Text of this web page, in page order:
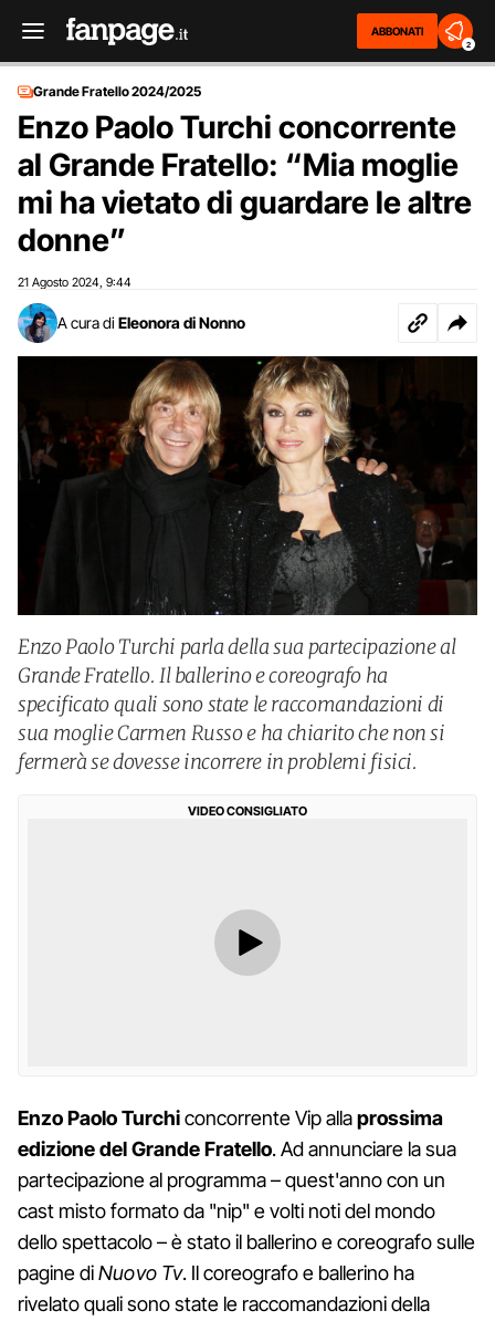
ABBONATI
2
Grande Fratello 2024/2025
Enzo Paolo Turchi concorrente
al Grande Fratello: “Mia moglie
mi ha vietato di guardare le altre
donne”
21 Agosto 2024 9:44
A cura di Eleonora di Nonno
Enzo Paolo Turchi parla della sua partecipazione al
Grande Fratello. Il ballerino e coreografo ha
specificato quali sono state le raccomandazioni di
sua moglie Carmen Russo e ha chiarito che non si
fermerà se dovesse incorrere in problemi fisici.
VIDEO CONSIGLIATO
Enzo Paolo Turchiconcorrente Vip allaprossima
edizione del Grande Fratello. Ad annunciare la sua
partecipazione al programma – quest'anno con un
cast misto formato da "nip" e volti noti del mondo
dello spettacolo – è stato il ballerino e coreografo sulle
pagine diNuovo Tv. Il coreografo e ballerino ha
rivelato quali sono state le raccomandazioni della